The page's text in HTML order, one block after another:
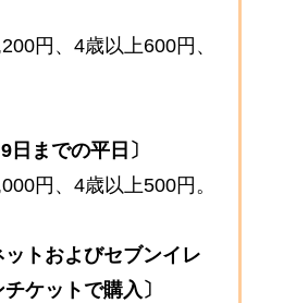
円、4歳以上600円、
日までの平日〕
円、4歳以上500円。
ットおよびセブンイレ
ケットで購入〕